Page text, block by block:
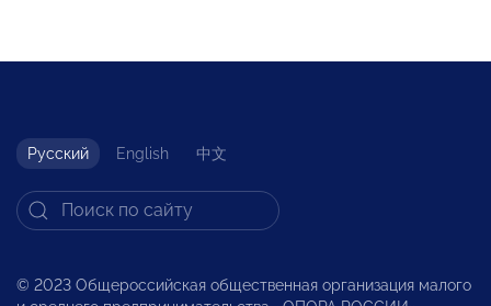
Русский English 中文
© 2023 Общероссийская общественная организация малого